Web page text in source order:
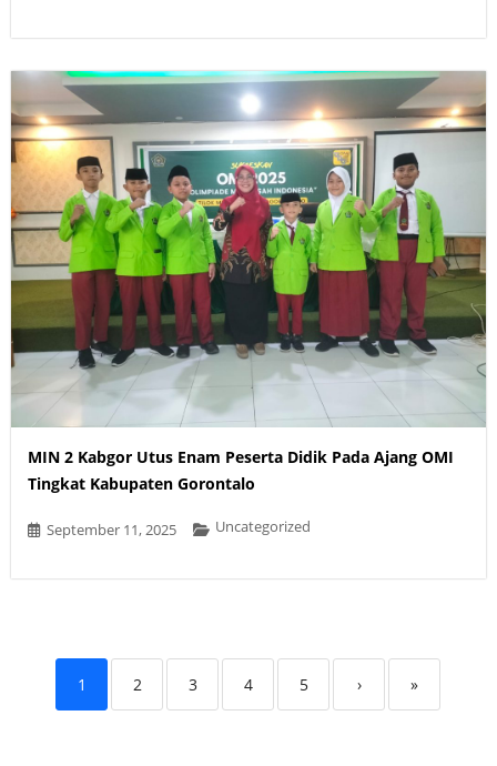
MIN 2 Kabgor Utus Enam Peserta Didik Pada Ajang OMI
Tingkat Kabupaten Gorontalo
September 11, 2025 Uncategorized
1 2 3 4 5 › »